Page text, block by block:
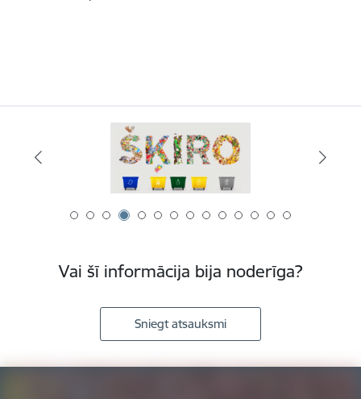
Vai šī informācija bija noderīga?
Sniegt atsauksmi